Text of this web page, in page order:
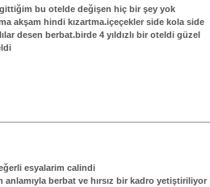
gittiğim bu otelde değişen hiç bir şey yok
akşam hindi kızartma.içeçekler side kola side
desen berbat.birde 4 yıldızlı bir oteldi güzel
esyalarim calindi
anlamıyla berbat ve hırsız bir kadro yetiştiriliyor